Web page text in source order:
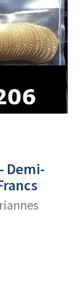
Demi-